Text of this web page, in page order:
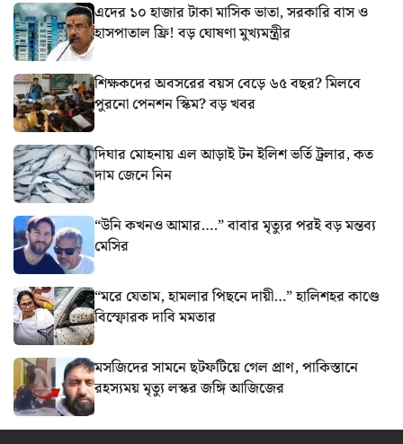
এদের ১০ হাজার টাকা মাসিক ভাতা, সরকারি বাস ও
হাসপাতাল ফ্রি! বড় ঘোষণা মুখ্যমন্ত্রীর
শিক্ষকদের অবসরের বয়স বেড়ে ৬৫ বছর? মিলবে
পুরনো পেনশন স্কিম? বড় খবর
দিঘার মোহনায় এল আড়াই টন ইলিশ ভর্তি ট্রলার, কত
দাম জেনে নিন
“উনি কখনও আমার….” বাবার মৃত্যুর পরই বড় মন্তব্য
মেসির
“মরে যেতাম, হামলার পিছনে দায়ী…” হালিশহর কাণ্ডে
বিস্ফোরক দাবি মমতার
মসজিদের সামনে ছটফটিয়ে গেল প্রাণ, পাকিস্তানে
রহস্যময় মৃত্যু লস্কর জঙ্গি আজিজের